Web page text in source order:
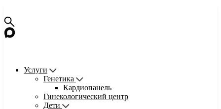
Услуги
Генетика
Кардиопанель
Гинекологический центр
Дети